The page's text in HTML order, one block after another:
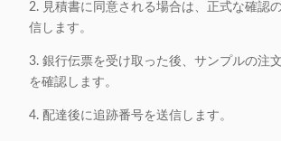
2. 見積書に同意される場合は、正式な確認
信します。
3. 銀行伝票を受け取った後、サンプルの注
を確認します。
4. 配達後に追跡番号を送信します。